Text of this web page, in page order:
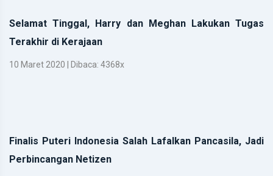
Selamat Tinggal, Harry dan Meghan Lakukan Tugas
Terakhir di Kerajaan
10 Maret 2020 | Dibaca: 4368x
Finalis Puteri Indonesia Salah Lafalkan Pancasila, Jadi
Perbincangan Netizen